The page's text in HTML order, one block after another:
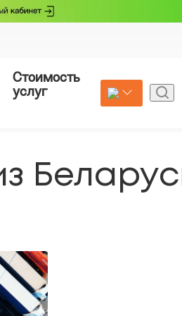
Стоимость
услуг
Страхование